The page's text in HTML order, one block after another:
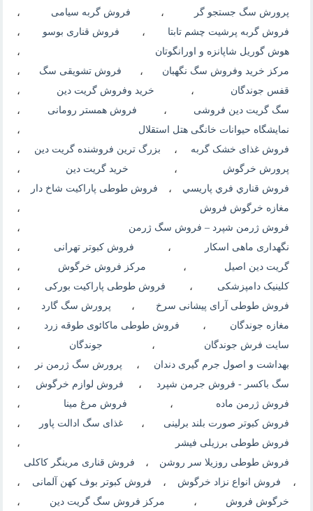
پرورش سگ جستجو گر ، فروش گربه سیامی ،
فروش گربه پرشیت چشم تابتا ، فروش قناری بوسو ،
هوش گوریل شاپانزه و اورانگوتان ،
مرکز خرید وفروش سگ نگهبان ، فروش تشویقی سگ ،
قفس جوندگان ، خرید وفروش گریت دین ،
سگ گریت دین فروشی ، فروش همستر رومانی ،
نمایشگاه حیوانات خانگی هتل استقلال ،
فروش غذای خشک گربه ، بزرگ ترین فروشنده گریت دین ،
پرورش خرگوش ، خرید گریت دین ،
فروش قناري فري پاريسي ، فروش طوطی پاراکیت شاخ دار ،
مغازه خرگوش فروش ،
فروش ژرمن شپرد – فروش سگ ژرمن ،
نگهداری ماهی اسکار ، فروش کبوتر تهرانی ،
گریت دین اصیل ، مرکز فروش خرگوش ،
کلینیک دامپزشکی ، فروش طوطی پاراکیت بورکی ،
فروش طوطی آرای پیشانی سرخ ، پرورش سگ گارد ،
مغازه جوندگان ، فروش طوطی ماکائوی طوقه زرد ،
سایت فرش جوندگان ، جوندگان ،
بهداشت و اصول جرم گیری دندان ، پرورش سگ ژرمن نر ،
سگ باكسر - فروش جرمن شپرد ، فروش لوازم خرگوش ،
فروش ژرمن ماده ، فروش مرغ مینا ،
فروش کبوتر صورت بلند برلینی ، غذای سگ ادالت پاور ،
فروش طوطی برزیلی فیشر ،
فروش طوطی روزیلا سر روشن ، فروش قناری مرینگر کاکلی
، فروش انواع نزاد خرگوش ، فروش کبوتر بوف کهن آلمانی ،
خرگوش فروش ، مرکز فروش سگ گریت دین ،